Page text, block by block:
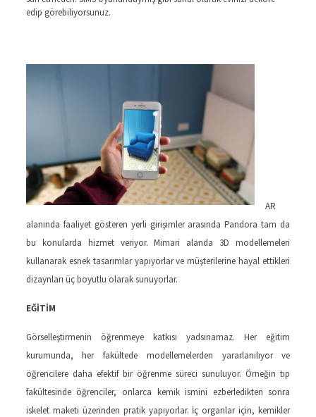
edip görebiliyorsunuz.
AR
alanında faaliyet gösteren yerli girişimler arasında Pandora tam da
bu konularda hizmet veriyor. Mimari alanda 3D modellemeleri
kullanarak esnek tasarımlar yapıyorlar ve müşterilerine hayal ettikleri
dizaynları üç boyutlu olarak sunuyorlar.
EĞİTİM
Görselleştirmenin öğrenmeye katkısı yadsınamaz. Her eğitim
kurumunda, her fakültede modellemelerden yararlanılıyor ve
öğrencilere daha efektif bir öğrenme süreci sunuluyor. Örneğin tıp
fakültesinde öğrenciler, onlarca kemik ismini ezberledikten sonra
iskelet maketi üzerinden pratik yapıyorlar. İç organlar için, kemikler